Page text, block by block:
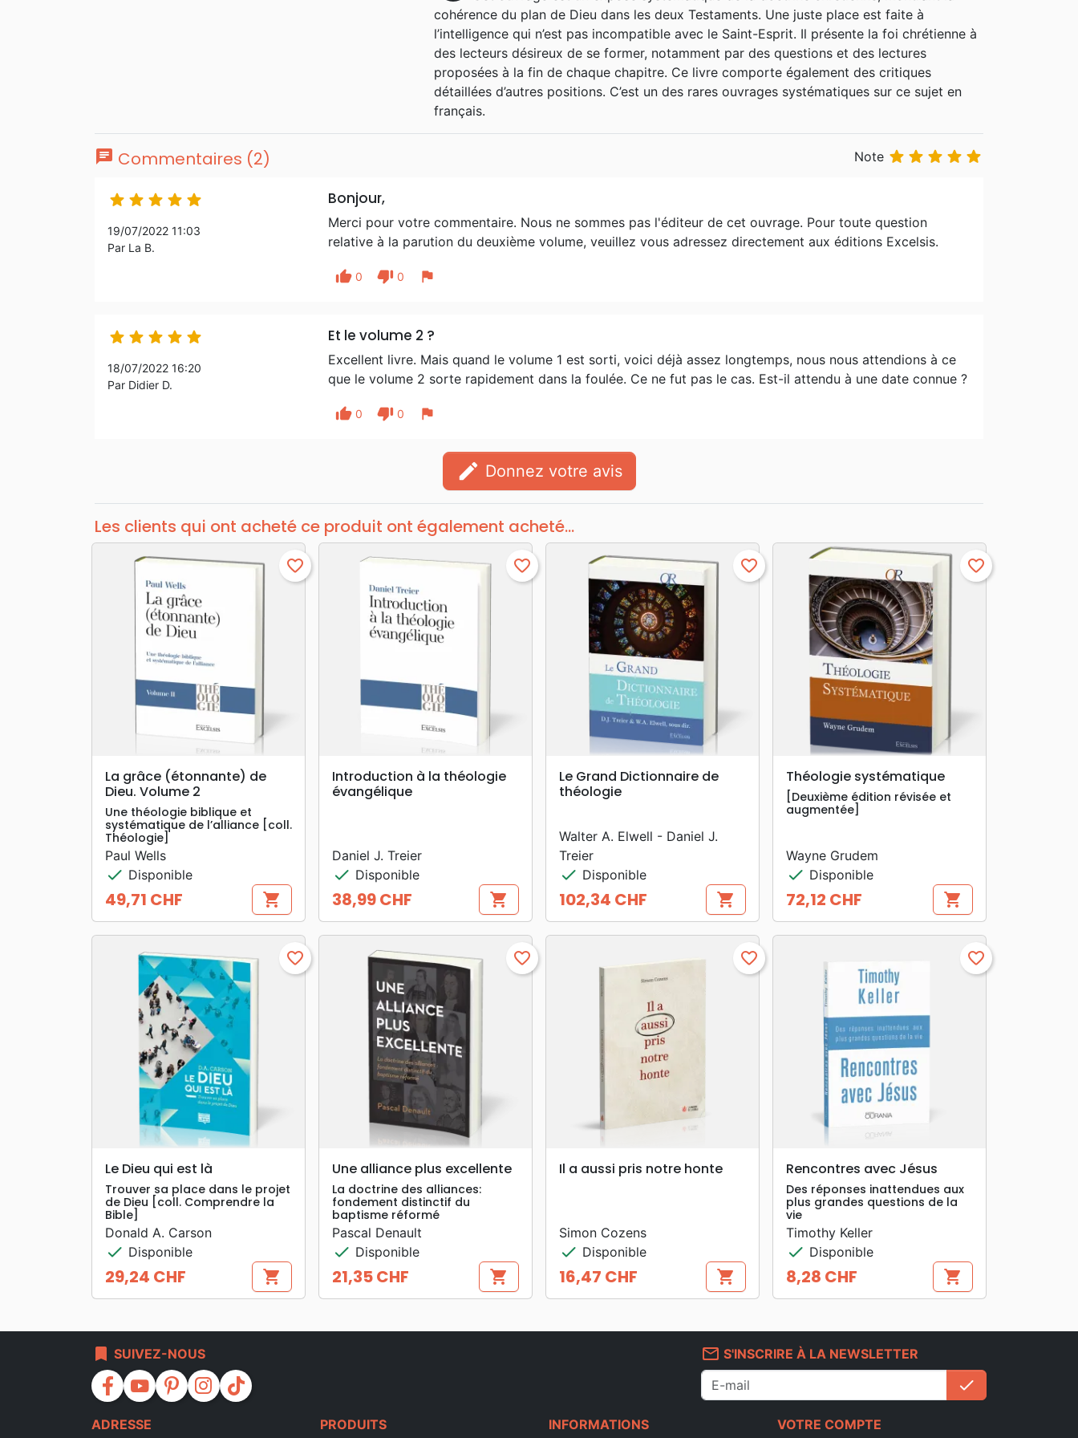
Croire sans douter (La Maison de la Bible, 1996) Traduction de l' Institution
chrétienne de Calvin en français moderne avec Marie de Védrines (Excelsis,
2009) EXL1481 De la croix à l'évangile de la croix (Excelsis - existe aussi en
néerlandais et en anglais) Il y en a et en aura d'autres encore Parmi mes
lectures favorites L' Institution chrétienne de Calvin en français moderne
(l'autorité suprême) et Calvin (un bon témoin). Un texte biblique qui
m'interpelle Jean 17 , nous entrons dans un lieu saint avec le seul médiateur.
cohérence du plan de Dieu dans les deux Testaments. Une juste place est faite à
l’intelligence qui n’est pas incompatible avec le Saint-Esprit. Il présente la foi chrétienne à
des lecteurs désireux de se former, notamment par des questions et des lectures
proposées à la fin de chaque chapitre. Ce livre comporte également des critiques
détaillées d’autres positions. C’est un des rares ouvrages systématiques sur ce sujet en
français.
chat Commentaires (2) Note     
    
19/07/2022 11:03
Par La B.
Bonjour,
Merci pour votre commentaire. Nous ne sommes pas l'éditeur de cet ouvrage. Pour toute question
relative à la parution du deuxième volume, veuillez vous adressez directement aux éditions Excelsis.
thumb_up 0 thumb_down 0 flag
    
18/07/2022 16:20
Par Didier D.
Et le volume 2 ?
Excellent livre. Mais quand le volume 1 est sorti, voici déjà assez longtemps, nous nous attendions à ce
que le volume 2 sorte rapidement dans la foulée. Ce ne fut pas le cas. Est-il attendu à une date connue ?
thumb_up 0 thumb_down 0 flag
edit Donnez votre avis
Les clients qui ont acheté ce produit ont également acheté...
search APERÇU RAPIDE
favorite_border
La grâce (étonnante) de
Dieu. Volume 2
Une théologie biblique et
systématique de l’alliance [coll.
Théologie]
Paul Wells
check Disponible
Prix
49,71 CHF shopping_cart
search APERÇU RAPIDE
favorite_border
Introduction à la théologie
évangélique
Daniel J. Treier
check Disponible
Prix
38,99 CHF shopping_cart
search APERÇU RAPIDE
favorite_border
Le Grand Dictionnaire de
théologie
Walter A. Elwell - Daniel J.
Treier
check Disponible
Prix
102,34 CHF shopping_cart
search APERÇU RAPIDE
favorite_border
Théologie systématique
[Deuxième édition révisée et
augmentée]
Wayne Grudem
check Disponible
Prix
72,12 CHF shopping_cart
search APERÇU RAPIDE
favorite_border
Le Dieu qui est là
Trouver sa place dans le projet
de Dieu [coll. Comprendre la
Bible]
Donald A. Carson
check Disponible
Prix
29,24 CHF shopping_cart
search APERÇU RAPIDE
favorite_border
Une alliance plus excellente
La doctrine des alliances:
fondement distinctif du
baptisme réformé
Pascal Denault
check Disponible
Prix
21,35 CHF shopping_cart
search APERÇU RAPIDE
favorite_border
Il a aussi pris notre honte
Simon Cozens
check Disponible
Prix
16,47 CHF shopping_cart
searchAPERÇU RAPIDE
favorite_border
Rencontres avec Jésus
Des réponses inattendues aux
plus grandes questions de la
vie
Timothy Keller
check Disponible
Prix
8,28 CHF shopping_cart
bookmark SUIVEZ-NOUS
facebook youtube pinterest instagram tiktok
mail_outline S'INSCRIRE À LA NEWSLETTER
check
ADRESSE PRODUITS INFORMATIONS VOTRE COMPTE